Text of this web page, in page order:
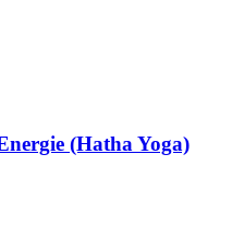
(Hatha Yoga)